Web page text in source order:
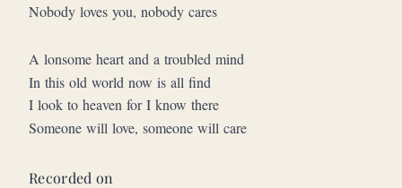
Nobody loves you, nobody cares
A lonsome heart and a troubled mind
In this old world now is all find
I look to heaven for I know there
Someone will love, someone will care
Recorded on